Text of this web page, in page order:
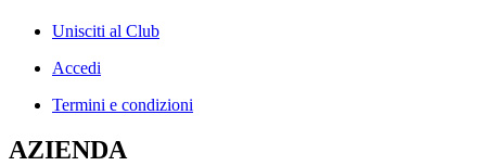
Unisciti al Club
Accedi
Termini e condizioni
AZIENDA